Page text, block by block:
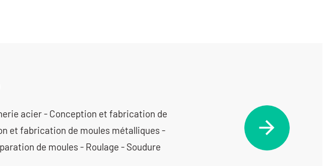
acier - Conception et fabrication de
et fabrication de moules métalliques -
de moules - Roulage - Soudure